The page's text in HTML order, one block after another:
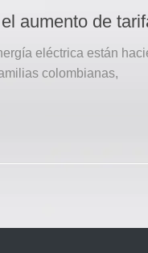
aumento de
eléctrica están
colombianas,